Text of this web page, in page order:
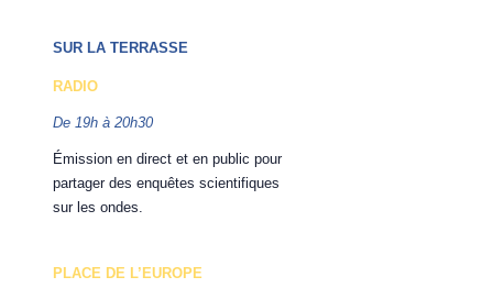
SUR LA TERRASSE
RADIO
De 19h à 20h30
Émission en direct et en public pour
partager des enquêtes scientifiques
sur les ondes.
PLACE DE L’EUROPE